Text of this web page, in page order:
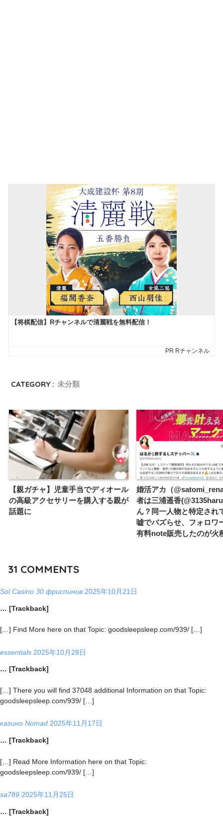
CATEGORY : 未分類
【親ガチャ】児童手当でディオール
の高級アクセサリーを購入する親が
話題に
婚活アカ（
者は三浦遥香
ん？同一人物と特定され
嘘でバズらせ、フォロワ
有料note販売したのが火
31 COMMENTS
Sol Casino 30 фриспинов 2025年10月21日
… [Trackback]
[…] Find More here on that Topic: goodsleepsleep.com/939/ […]
essentials 2025年10月28日
… [Trackback]
[…] There you will find 37048 additional Information on that Topic:
goodsleepsleep.com/939/ […]
казино Nomad 2025年11月17日
… [Trackback]
[…] Read More Information here on that Topic:
goodsleepsleep.com/939/ […]
sa789 2025年11月25日
… [Trackback]